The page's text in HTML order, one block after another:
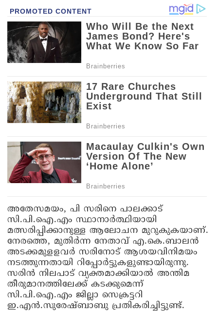
അതേസമയം, പി സരിനെ പാലക്കാട്
സി.പി.ഐ.എം സ്ഥാനാര്‍ത്ഥിയായി
മത്സരിപ്പിക്കാനുള്ള ആലോചന മുറുകുകയാണ്.
നേരത്തെ, മുതിര്‍ന്ന നേതാവ് എ.കെ.ബാലന്‍
അടക്കമുളളവര്‍ സരിനോട് ആശയവിനിമയം
നടത്തുന്നതായി റിപ്പോര്‍ട്ടുകളുണ്ടായിരുന്നു.
സരിന്‍ നിലപാട് വ്യക്തമാക്കിയാല്‍ അന്തിമ
തീരുമാനത്തിലേക്ക് കടക്കുമെന്ന്
സി.പി.ഐ.എം ജില്ലാ സെക്രട്ടറി
ഇ.എന്‍.സുരേഷ്ബാബു പ്രതികരിച്ചിട്ടുണ്ട്.